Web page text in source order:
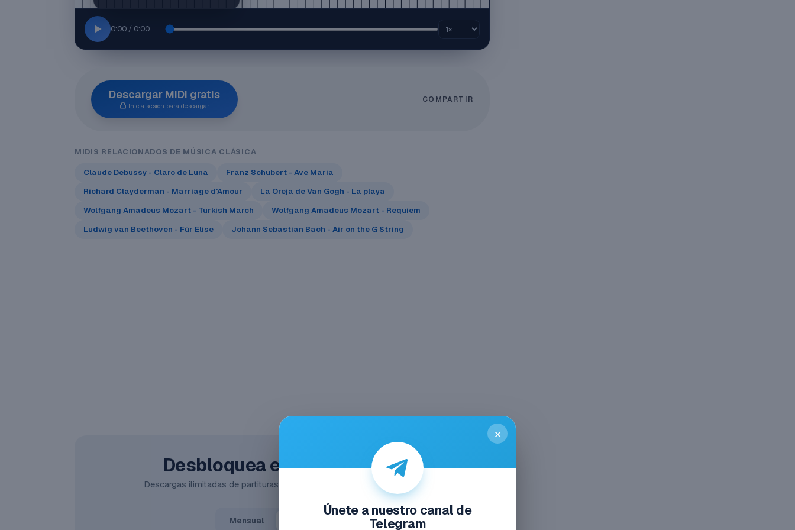
0:00 / 0:00
Descargar MIDI gratis
Inicia sesión para descargar
COMPARTIR
MIDIS RELACIONADOS DE MÚSICA CLÁSICA
Claude Debussy - Claro de Luna
Franz Schubert - Ave María
Richard Clayderman - Marriage d'Amour
La Oreja de Van Gogh - La playa
Wolfgang Amadeus Mozart - Turkish March
Wolfgang Amadeus Mozart - Requiem
Ludwig van Beethoven - Für Elise
Johann Sebastian Bach - Air on the G String
Desbloquea el Acceso Total
Descargas ilimitadas de partituras y MIDIs, sin anuncios y sin esperas.
Mensual
×
Únete a nuestro canal de
Telegram